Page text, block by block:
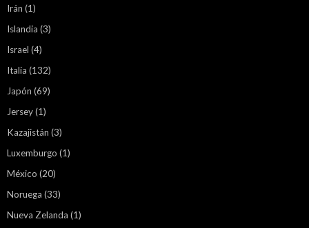
Irán (1)
Islandia (3)
Israel (4)
Italia (132)
Japón (69)
Jersey(1)
Kazajistán (3)
Luxemburgo (1)
México (20)
Noruega (33)
Nueva Zelanda (1)